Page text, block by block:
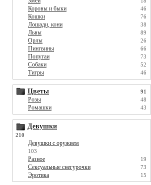
Коровы и быки 46
Кошки 76
Лошади, кони 38
Львы 89
Орлы 26
Пингвины 66
Попугаи 73
Собаки 52
Тигры 46
Цветы 91
Розы 48
Ромашки 43
Девушки
210
Девушки с оружием
103
Разное 19
Сексуальные снегурочки 73
Эротика 15